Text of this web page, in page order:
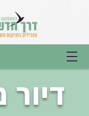
דיור